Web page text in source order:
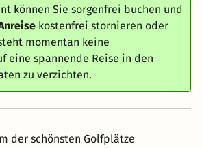
können Sie sorgenfrei buchen und
kostenfrei stornieren oder
momentan keine
eine spannende Reise in den
zu verzichten.
der schönsten Golfplätze